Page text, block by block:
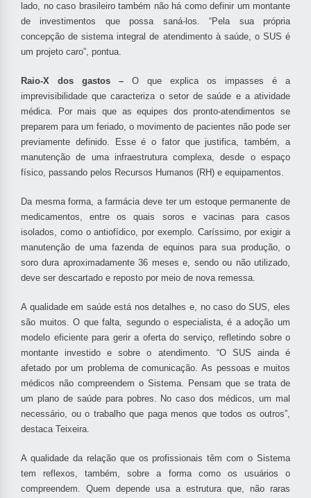
lado, no caso brasileiro também não há como definir um montante
de investimentos que possa saná-los. “Pela sua própria
concepção de sistema integral de atendimento à saúde, o SUS é
um projeto caro”, pontua.
Raio-X dos gastos – O que explica os impasses é a
imprevisibilidade que caracteriza o setor de saúde e a atividade
médica. Por mais que as equipes dos pronto-atendimentos se
preparem para um feriado, o movimento de pacientes não pode ser
previamente definido. Esse é o fator que justifica, também, a
manutenção de uma infraestrutura complexa, desde o espaço
físico, passando pelos Recursos Humanos (RH) e equipamentos.
Da mesma forma, a farmácia deve ter um estoque permanente de
medicamentos, entre os quais soros e vacinas para casos
isolados, como o antiofídico, por exemplo. Caríssimo, por exigir a
manutenção de uma fazenda de equinos para sua produção, o
soro dura aproximadamente 36 meses e, sendo ou não utilizado,
deve ser descartado e reposto por meio de nova remessa.
A qualidade em saúde está nos detalhes e, no caso do SUS, eles
são muitos. O que falta, segundo o especialista, é a adoção um
modelo eficiente para gerir a oferta do serviço, refletindo sobre o
montante investido e sobre o atendimento. “O SUS ainda é
afetado por um problema de comunicação. As pessoas e muitos
médicos não compreendem o Sistema. Pensam que se trata de
um plano de saúde para pobres. No caso dos médicos, um mal
necessário, ou o trabalho que paga menos que todos os outros”,
destaca Teixeira.
A qualidade da relação que os profissionais têm com o Sistema
tem reflexos, também, sobre a forma como os usuários o
compreendem. Quem depende usa a estrutura que, não raras